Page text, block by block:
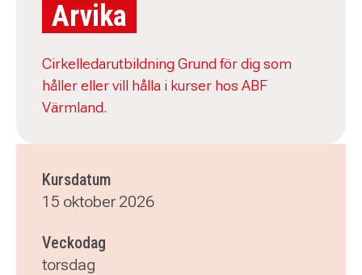
Arvika
Cirkelledarutbildning Grund för dig som
håller eller vill hålla i kurser hos ABF
Värmland.
Kursdatum
15 oktober 2026
Veckodag
torsdag